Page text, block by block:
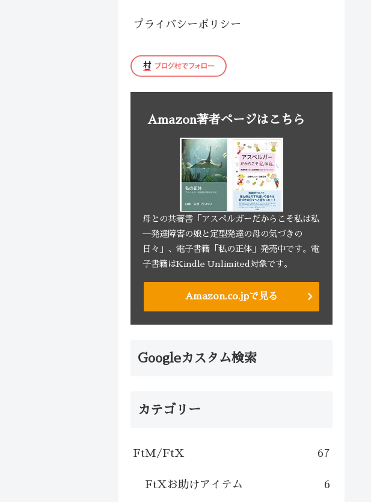
プライバシーポリシー
Amazon著者ページはこちら
母との共著書「アスペルガーだからこそ私は私
―発達障害の娘と定型発達の母の気づきの
日々」、電子書籍「私の正体」発売中です。電
子書籍はKindle Unlimited対象です。
Amazon.co.jpで見る
Googleカスタム検索
カテゴリー
FtM/FtX 67
FtXお助けアイテム 6